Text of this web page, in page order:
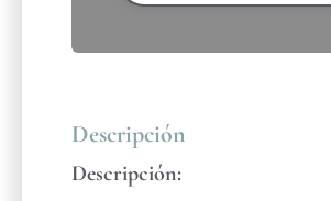
Descripción
Descripción: